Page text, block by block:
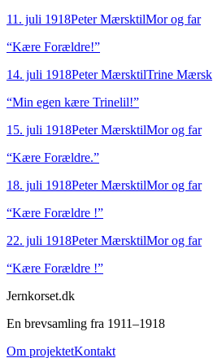
11. juli 1918Peter MærsktilMor og far
“Kære Forældre!”
14. juli 1918Peter MærsktilTrine Mærsk
“Min egen kære Trinelil!”
15. juli 1918Peter MærsktilMor og far
“Kære Forældre.”
18. juli 1918Peter MærsktilMor og far
“Kære Forældre !”
22. juli 1918Peter MærsktilMor og far
“Kære Forældre !”
Jernkorset.dk
En brevsamling fra 1911–1918
Om projektetKontakt